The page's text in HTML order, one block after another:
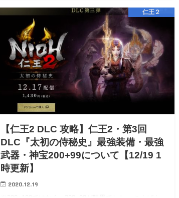
/ Livedoor応援ブログ / アメブロ応援ブログ …
仁王２
【仁王2 DLC 攻略】仁王2・第3回
DLC『太初の侍秘史』最強装備・最強
武器・神宝200+99について【12/19 1
時更新】
2020.12.19